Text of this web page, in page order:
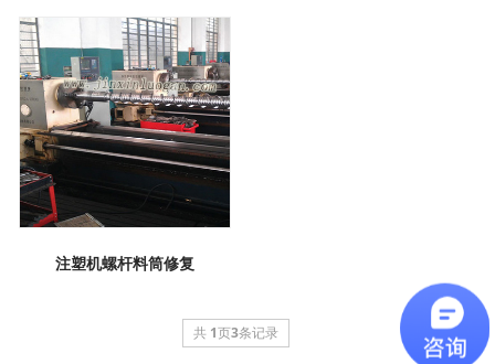
注塑机螺杆料筒修复
共 1页3条记录